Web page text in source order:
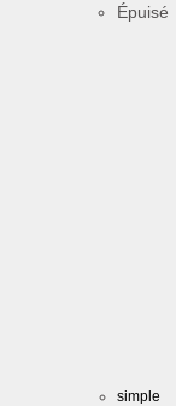
Épuisé
simple